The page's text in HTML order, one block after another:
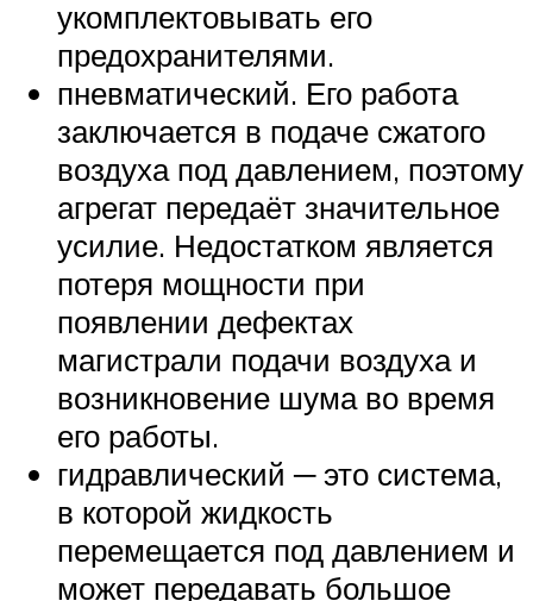
укомплектовывать его
предохранителями.
пневматический. Его работа
заключается в подаче сжатого
воздуха под давлением, поэтому
агрегат передаёт значительное
усилие. Недостатком является
потеря мощности при
появлении дефектах
магистрали подачи воздуха и
возникновение шума во время
его работы.
гидравлический ─ это система,
в которой жидкость
перемещается под давлением и
может передавать большое